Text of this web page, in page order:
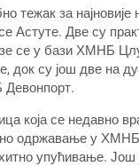
тежак за најновије
Астуте. Две су
се у бази ХМНБ
док су још две на
која се недавно
одржавање у
упућивање. Још